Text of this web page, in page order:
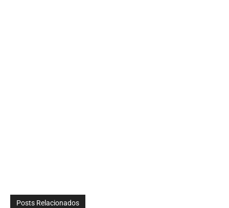
Posts Relacionados